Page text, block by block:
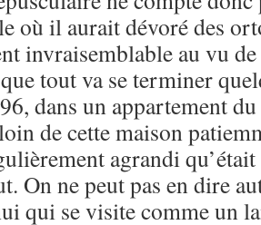
où il aurait dévoré des
invraisemblable au vu
tout va se terminer
dans un appartement
de cette maison
agrandi
On ne peut pas en dire
qui se visite comme un